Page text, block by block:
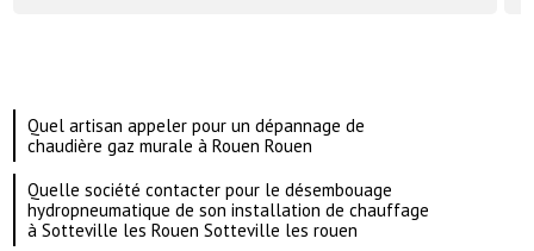
Quel artisan appeler pour un dépannage de
chaudière gaz murale à Rouen Rouen
Quelle société contacter pour le désembouage
hydropneumatique de son installation de chauffage
à Sotteville les Rouen Sotteville les rouen